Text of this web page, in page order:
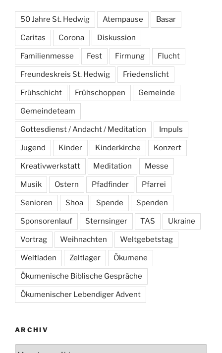
50 Jahre St. Hedwig Atempause Basar
Caritas Corona Diskussion
Familienmesse Fest Firmung Flucht
Freundeskreis St. Hedwig Friedenslicht
Frühschicht Frühschoppen Gemeinde
Gemeindeteam
Gottesdienst / Andacht / Meditation Impuls
Jugend Kinder Kinderkirche Konzert
Kreativwerkstatt Meditation Messe
Musik Ostern Pfadfinder Pfarrei
Senioren Shoa Spende Spenden
Sponsorenlauf Sternsinger TAS Ukraine
Vortrag Weihnachten Weltgebetstag
Weltladen Zeltlager Ökumene
Ökumenische Biblische Gespräche
Ökumenischer Lebendiger Advent
ARCHIV